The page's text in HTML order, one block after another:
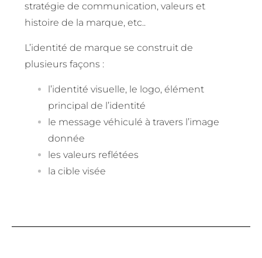
stratégie de communication, valeurs et
histoire de la marque, etc..
L’identité de marque se construit de
plusieurs façons :
l’identité visuelle, le logo, élément
principal de l’identité
le message véhiculé à travers l’image
donnée
les valeurs reflétées
la cible visée